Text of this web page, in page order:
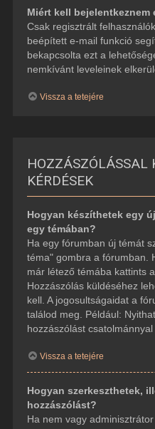
Miért kell bejelentkeznem
Csak regisztrált
beépített e-mail funkció
bekapcsolta ezt a
nemkívánt leveleinek
Vissza a tetejére
HOZZÁSZÓLÁSSAL
KÉRDÉSEK
Hogyan készíthetek egy
egy témában?
Ha egy fórumban új témát
téma" gombra a fórumban.
már létező témába kattints
Hozzászólás küldéséhez
kell. A jogosultságaidat a
találod meg. Például:
hozzászólást csatolmánnyal
Vissza a tetejére
Hogyan szerkeszthetek,
hozzászólást?
Ha nem vagy